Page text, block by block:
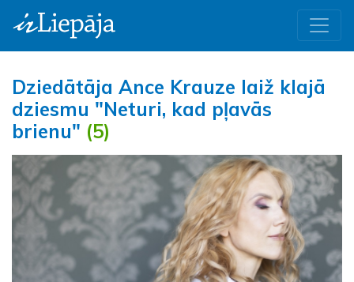
Dziedātāja Ance Krauze laiž klajā
dziesmu "Neturi, kad pļavās
brienu" (5)